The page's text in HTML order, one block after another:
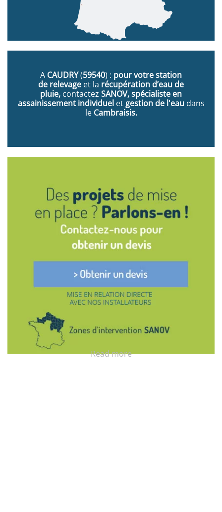
A CAUDRY(59540) : pour votre station
de relevage et la récupération d’eau de
pluie, contactez SANOV, spécialiste en
assainissement individuel etgestion de l'eau dans
le Cambraisis.
Read more